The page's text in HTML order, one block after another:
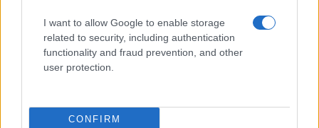
I want to allow Google to enable storage
related to security, including authentication
functionality and fraud prevention, and other
user protection.
CONFIRM
Pausa caffè impeccabile: come scegliere la
soluzione ideale per la casa e l’ufficio